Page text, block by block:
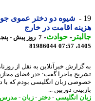
شیوه دو دختر عموی جوان
اقامت در خارج
-حوادث -
81986044
خبرآنلاین به نقل از روزنامه
ماجرا گفت: «در فضای مجازی به
زبان انگلیسی بودم که با دختر
دوربین ...
انگلیسی-دختر-زبان -مدرس